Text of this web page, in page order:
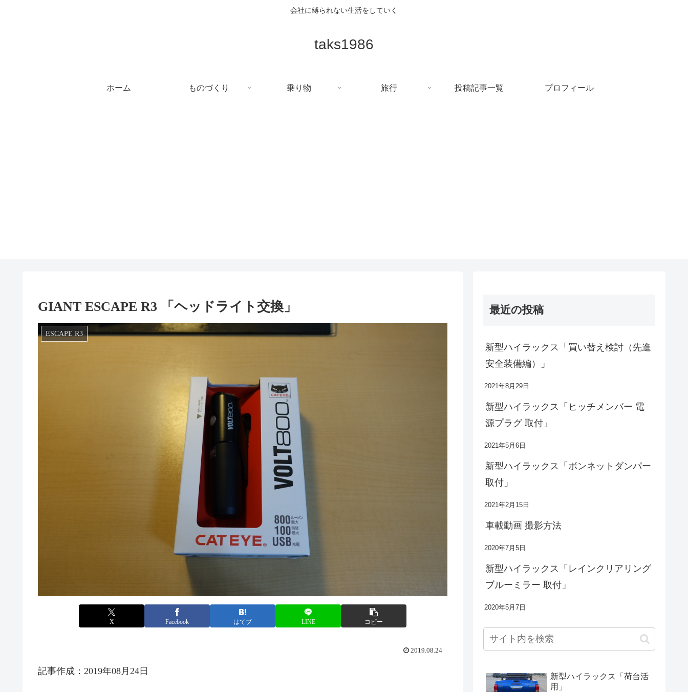
会社に縛られない生活をしていく
taks1986
ホーム ものづくり 乗り物 旅行 投稿記事一覧 プロフィール
GIANT ESCAPE R3 「ヘッドライト交換」
ESCAPE R3
X Facebook はてブ LINE コピー
2019.08.24
記事作成：2019年08月24日
最近の投稿
新型ハイラックス「買い替え検討（先進
安全装備編）」
2021年8月29日
新型ハイラックス「ヒッチメンバー 電
源プラグ 取付」
2021年5月6日
新型ハイラックス「ボンネットダンパー
取付」
2021年2月15日
車載動画 撮影方法
2020年7月5日
新型ハイラックス「レインクリアリング
ブルーミラー 取付」
2020年5月7日
新型ハイラックス「荷台活
用」